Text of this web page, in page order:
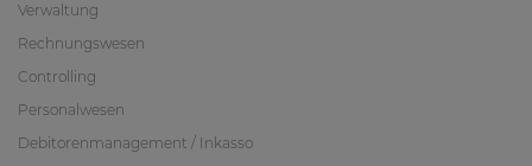
Verwaltung
Rechnungswesen
Controlling
Personalwesen
Debitorenmanagement / Inkasso